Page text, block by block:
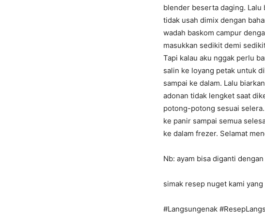
blender beserta daging. Lalu
tidak usah dimix dengan
wadah baskom campur
masukkan sedikit demi
Tapi kalau aku nggak perlu
salin ke loyang petak untuk
sampai ke dalam. Lalu
adonan tidak lengket saat
potong-potong sesuai
ke panir sampai semua
ke dalam frezer. Selamat
Nb: ayam bisa diganti
simak resep nuget kami yang
#Langsungenak